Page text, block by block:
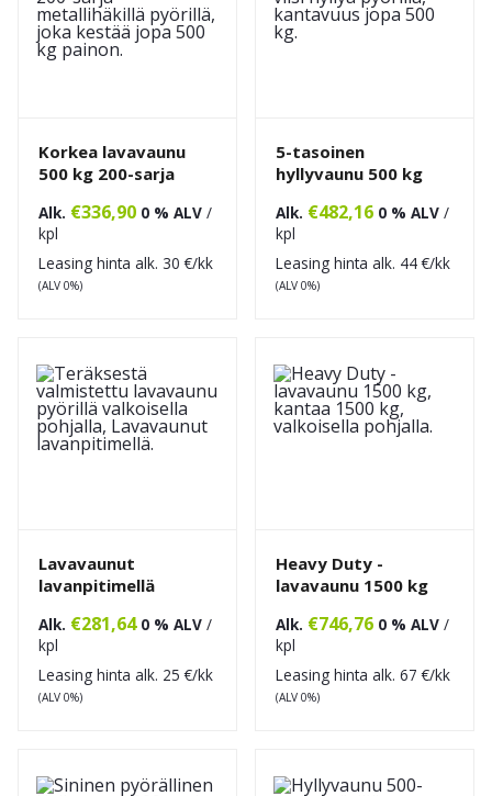
Korkea lavavaunu
500 kg 200-sarja
Alk. €336,90 0 % ALV /
kpl
Leasing hinta alk. 30 €/kk
(ALV 0%)
5-tasoinen
hyllyvaunu 500 kg
Alk. €482,16 0 % ALV /
kpl
Leasing hinta alk. 44€/kk
(ALV 0%)
Lavavaunut
lavanpitimellä
Alk. €281,64 0 % ALV /
kpl
Leasing hinta alk. 25 €/kk
(ALV 0%)
Heavy Duty -
lavavaunu 1500 kg
Alk. €746,76 0 % ALV /
kpl
Leasing hinta alk. 67 €/kk
(ALV 0%)